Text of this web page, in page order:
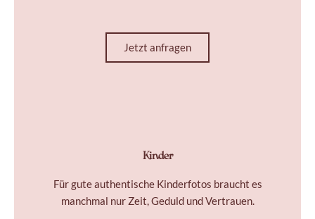
Jetzt anfragen
Kinder
Für gute authentische Kinderfotos braucht es
manchmal nur Zeit, Geduld und Vertrauen.